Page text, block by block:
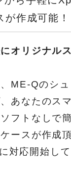
作成可能！
オリジナル
ME-Qのシュ
あなたのス
フトなしで
ースが作成
対応開始して